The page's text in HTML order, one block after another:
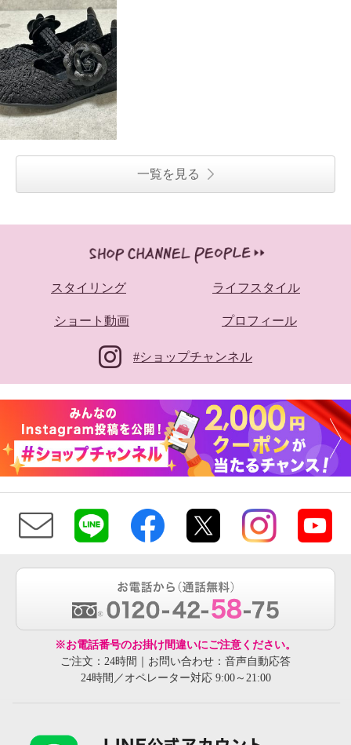
一覧を見る
スタイリング ライフスタイル
ショート動画 プロフィール
#ショップチャンネル
※お電話番号のお掛け間違いにご注意ください。
ご注文：24時間｜お問い合わせ：音声自動応答
24時間／オペレーター対応 9:00～21:00